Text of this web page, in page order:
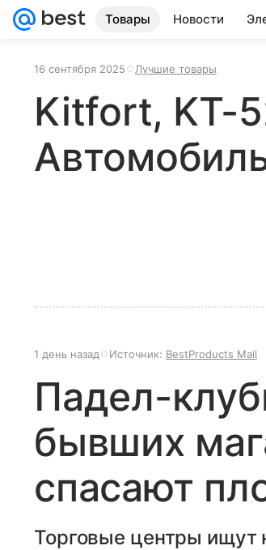
Товары Новости
16 сентября 2025 Лучшие товары
Kitfort, KT-
1 день назад Источник: BestProducts Mail
Падел-
бывших
спасают
Торговые центры ищут